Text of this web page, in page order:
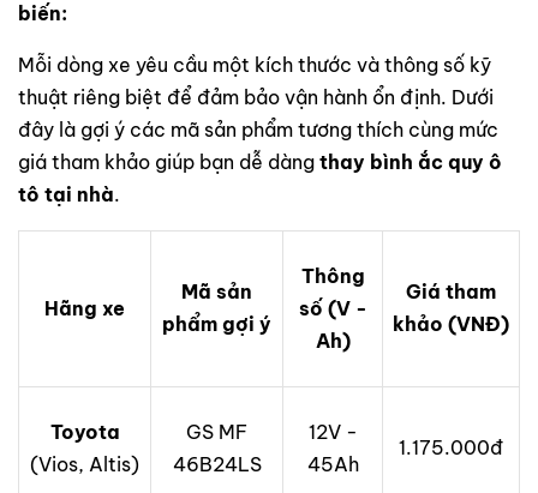
biến:
Mỗi dòng xe yêu cầu một kích thước và thông số kỹ
thuật riêng biệt để đảm bảo vận hành ổn định. Dưới
đây là gợi ý các mã sản phẩm tương thích cùng mức
giá tham khảo giúp bạn dễ dàng thay bình ắc quy ô
tô tại nhà.
Hãng xe
Mã sản
phẩm gợi ý
Thông
số (V -
Ah)
Giá tham
khảo (VNĐ)
Toyota
(Vios, Altis)
GS MF
46B24LS
12V -
45Ah
1.175.000đ